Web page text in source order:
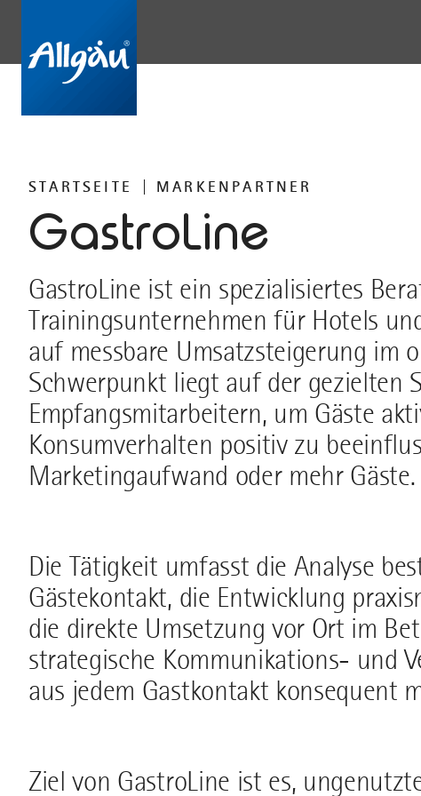
STARTSEITE MARKENPARTNER
GastroLine
GastroLine ist ein spezialisiertes
Trainingsunternehmen für Hotels
auf messbare Umsatzsteigerung im
Schwerpunkt liegt auf der gezielten
Empfangsmitarbeitern, um Gäste
Konsumverhalten positiv zu
Marketingaufwand oder mehr Gäste.
Die Tätigkeit umfasst die Analyse
Gästekontakt, die Entwicklung
die direkte Umsetzung vor Ort im
strategische Kommunikations- und
aus jedem Gastkontakt konsequent
Ziel von GastroLine ist es,